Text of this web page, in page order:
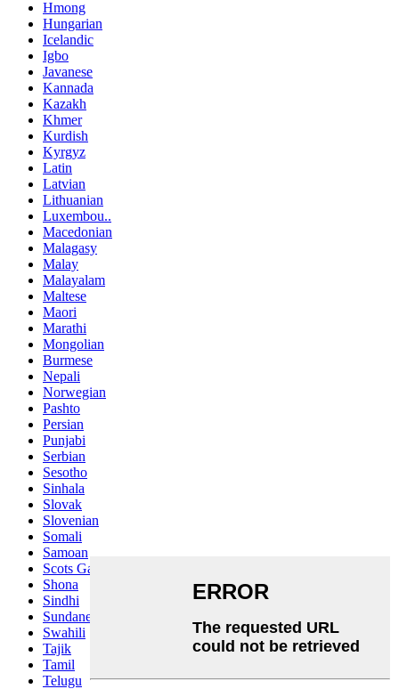
Hmong
Hungarian
Icelandic
Igbo
Javanese
Kannada
Kazakh
Khmer
Kurdish
Kyrgyz
Latin
Latvian
Lithuanian
Luxembou..
Macedonian
Malagasy
Malay
Malayalam
Maltese
Maori
Marathi
Mongolian
Burmese
Nepali
Norwegian
Pashto
Persian
Punjabi
Serbian
Sesotho
Sinhala
Slovak
Slovenian
Somali
Samoan
Scots Gaelic
Shona
Sindhi
Sundanese
Swahili
Tajik
Tamil
Telugu